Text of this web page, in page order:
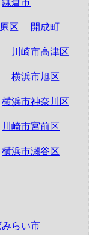
鎌倉市
区 開成町
川崎市高津区
横浜市旭区
横浜市神奈川区
川崎市宮前区
横浜市瀬谷区
らい市